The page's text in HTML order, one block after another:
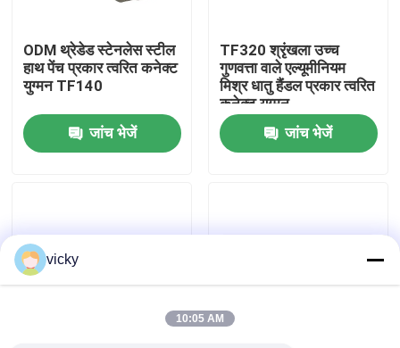
गुणवत्ता नियंत्रण
हमसे संपर्क करें
टॉर्क डायनेमोमीटर
ODM थ्रेडेड स्टेनलेस स्टील
हाथ पेंच प्रकार त्वरित कनेक्ट
युग्मन TF140
जांच भेजें
TF320 श्रृंखला उच्च
गुणवत्ता वाले एल्यूमीनियम
मिश्र धातु हैंडल प्रकार त्वरित
कनेक्ट युग्मन
जांच भेजें
vicky
10:05 AM